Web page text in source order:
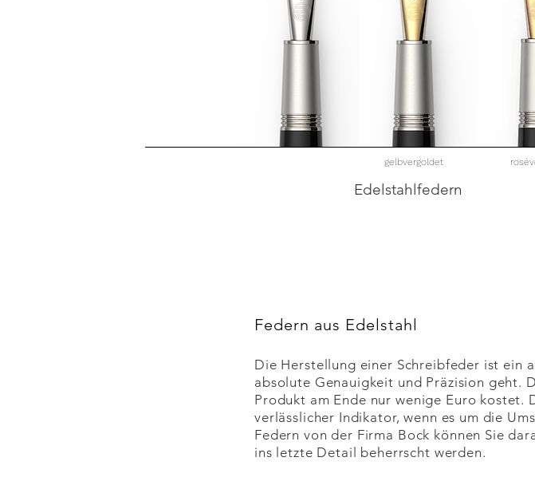
gelbvergoldet
Edelstahlfedern
Federn aus Edelstahl
Die Herstellung einer Schreibfeder ist ein
absolute Genauigkeit und Präzision geht.
Produkt am Ende nur wenige Euro kostet.
verlässlicher Indikator, wenn es um die
Federn von der Firma Bock können Sie
ins letzte Detail beherrscht werden.